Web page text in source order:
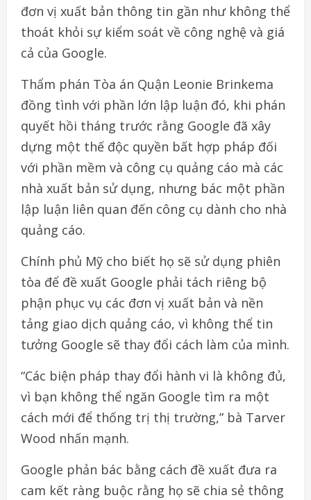
đơn vị xuất bản thông tin gần như không thể
thoát khỏi sự kiểm soát về công nghệ và giá
cả của Google.
Thẩm phán Tòa án Quận Leonie Brinkema
đồng tình với phần lớn lập luận đó, khi phán
quyết hồi tháng trước rằng Google đã xây
dựng một thế độc quyền bất hợp pháp đối
với phần mềm và công cụ quảng cáo mà các
nhà xuất bản sử dụng, nhưng bác một phần
lập luận liên quan đến công cụ dành cho nhà
quảng cáo.
Chính phủ Mỹ cho biết họ sẽ sử dụng phiên
tòa để đề xuất Google phải tách riêng bộ
phận phục vụ các đơn vị xuất bản và nền
tảng giao dịch quảng cáo, vì không thể tin
tưởng Google sẽ thay đổi cách làm của mình.
“Các biện pháp thay đổi hành vi là không đủ,
vì bạn không thể ngăn Google tìm ra một
cách mới để thống trị thị trường,” bà Tarver
Wood nhấn mạnh.
Google phản bác bằng cách đề xuất đưa ra
cam kết ràng buộc rằng họ sẽ chia sẻ thông